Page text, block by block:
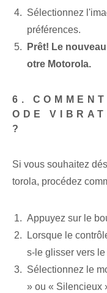
Sélectionnez
préférences.
Prêt! Le
otre Motorola.
6.
ODE
?
Si vous souhaitez
torola, procédez
Appuyez sur le
Lorsque le
s-le glisser vers le
Sélectionnez le
» ou « Silencieux